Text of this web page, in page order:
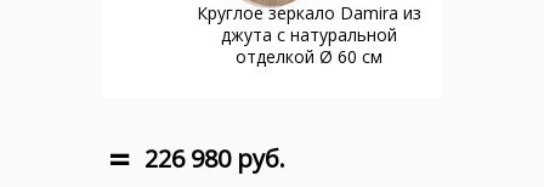
Круглое зеркало Damira из
джута с натуральной
отделкой Ø 60 см
226 980 руб.